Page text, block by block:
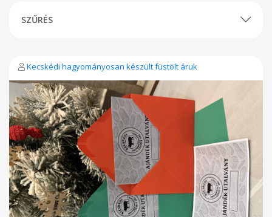
SZŰRÉS
Kecskédi hagyományosan készült füstölt áruk